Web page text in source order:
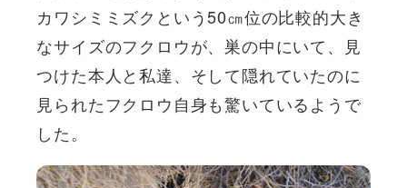
カワシミミズクという50㎝位の比較的大き
なサイズのフクロウが、巣の中にいて、見
つけた本人と私達、そして隠れていたのに
見られたフクロウ自身も驚いているようで
した。